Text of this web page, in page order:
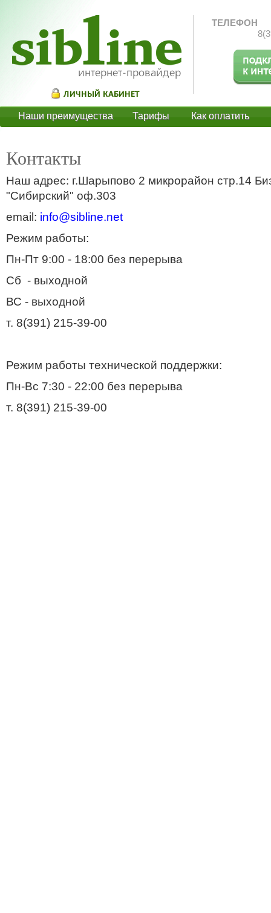
ТЕЛЕФОН
Наши преимущества Тарифы Как оплатить
Контакты
Наш адрес: г.Шарыпово 2 микрорайон стр.14
"Сибирский" оф.303
email: info@sibline.net
Режим работы:
Пн-Пт 9:00 - 18:00 без перерыва
Сб - выходной
ВС - выходной
т. 8(391) 215-39-00
Режим работы технической поддержки:
Пн-Вс 7:30 - 22:00 без перерыва
т. 8(391) 215-39-00